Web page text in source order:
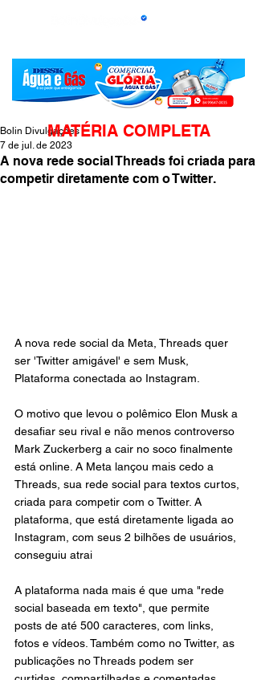
A nova rede social Threads foi criada para
competir diretamente com o Twitter.
Bolin Divulgações
7 de jul. de 2023
A nova rede social da Meta, Threads quer
ser 'Twitter amigável' e sem Musk,
Plataforma conectada ao Instagram.
O motivo que levou o polêmico Elon Musk a
desafiar seu rival e não menos controverso
Mark Zuckerberg a cair no soco finalmente
está online. A Meta lançou mais cedo a
Threads, sua rede social para textos curtos,
criada para competir com o Twitter. A
plataforma, que está diretamente ligada ao
Instagram, com seus 2 bilhões de usuários,
conseguiu atrai
A plataforma nada mais é que uma "rede
social baseada em texto", que permite
posts de até 500 caracteres, com links,
fotos e vídeos. Também como no Twitter, as
publicações no Threads podem ser
MATÉRIA COMPLETA